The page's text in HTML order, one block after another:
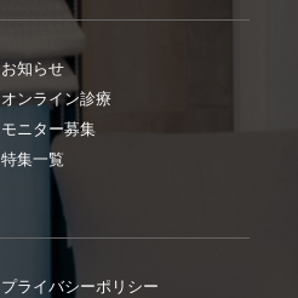
お知らせ
オンライン診療
モニター募集
特集一覧
プライバシーポリシー